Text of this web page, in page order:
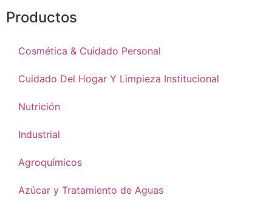
Productos
Cosmética & Cuidado Personal
Cuidado Del Hogar Y Limpieza Institucional
Nutrición
Industrial
Agroquímicos
Azúcar y Tratamiento de Aguas